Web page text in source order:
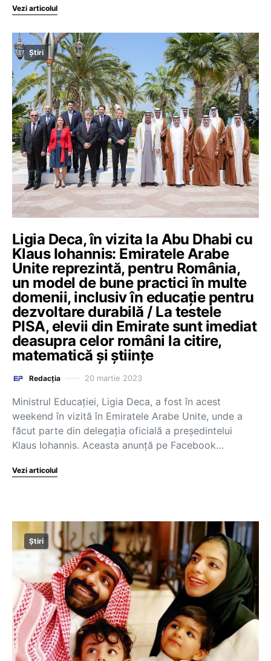
Vezi articolul
Știri
Ligia Deca, în vizita la Abu Dhabi cu
Klaus Iohannis: Emiratele Arabe
Unite reprezintă, pentru România,
un model de bune practici în multe
domenii, inclusiv în educație pentru
dezvoltare durabilă / La testele
PISA, elevii din Emirate sunt imediat
deasupra celor români la citire,
matematică și științe
Redacția 20 martie 2023
Ministrul Educației, Ligia Deca, a fost în acest
weekend în vizită în Emiratele Arabe Unite, unde a
făcut parte din delegația oficială a președintelui
Klaus Iohannis. Aceasta anunță pe Facebook…
Vezi articolul
Știri